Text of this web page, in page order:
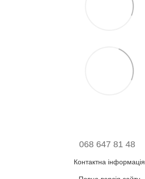
068 647 81 48
Контактна інформація